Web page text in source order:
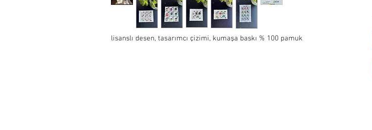
lisanslı desen, tasarımcı çizimi, kumaşa baskı % 100 pamuk